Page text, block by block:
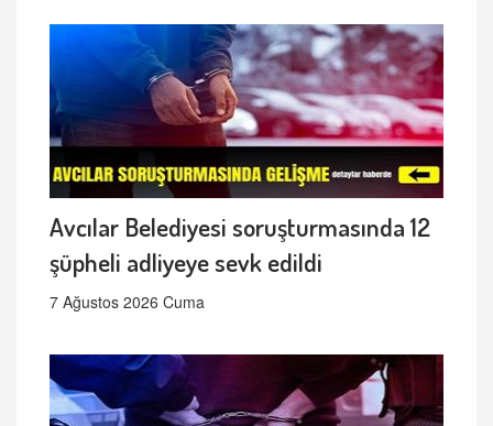
Avcılar Belediyesi soruşturmasında 12
şüpheli adliyeye sevk edildi
7 Ağustos 2026 Cuma